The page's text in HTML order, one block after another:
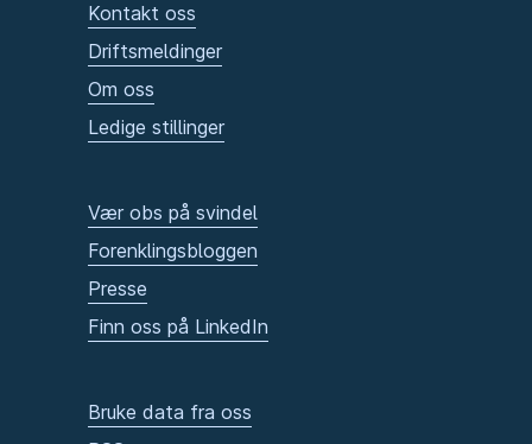
Kontakt oss
Driftsmeldinger
Om oss
Ledige stillinger
Vær obs på svindel
Forenklingsbloggen
Presse
Finn oss på LinkedIn
Bruke data fra oss